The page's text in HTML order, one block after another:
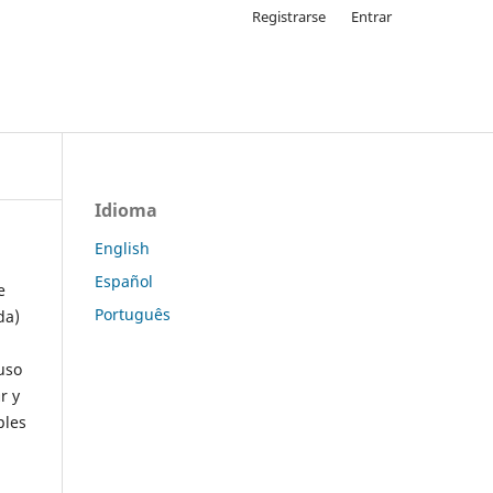
Registrarse Entrar
y
Idioma
English
Español
Português